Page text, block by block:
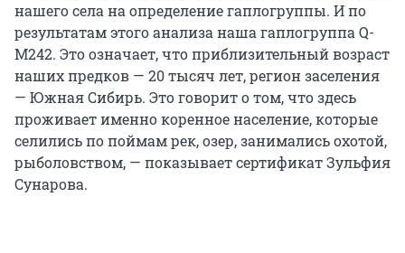
нашего села на определение гаплогруппы. И по
результатам этого анализа наша гаплогруппа Q-
М242. Это означает, что приблизительный возраст
наших предков — 20 тысяч лет, регион заселения
— Южная Сибирь. Это говорит о том, что здесь
проживает именно коренное население, которые
селились по поймам рек, озер, занимались охотой,
рыболовством, — показывает сертификат Зульфия
Сунарова.